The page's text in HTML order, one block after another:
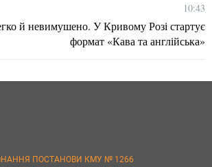
10:43
й невимушено. У Кривому Розі стартує
формат «Кава та англійська»
ПОСТАНОВИ КМУ № 1266